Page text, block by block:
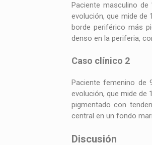
Paciente masculino
evolución, que mide de
borde periférico más
denso en la periferia,
Caso clínico 2
Paciente femenino de
evolución, que mide de
pigmentado con
central en un fondo
Discusión